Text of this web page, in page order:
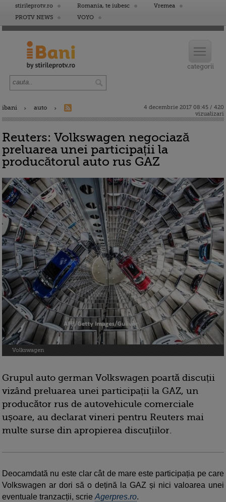
stirileprotv.ro Romania, te iubesc
Vremea
PROTV NEWS
VOYO
ibani auto
4 decembrie 2017 08:45 / 420
vizualizari
Reuters: Volkswagen negociază
preluarea unei participații la
producătorul auto rus GAZ
Volkswagen
Grupul auto german Volkswagen poartă discuții
vizând preluarea unei participații la GAZ, un
producător rus de autovehicule comerciale
ușoare, au declarat vineri pentru Reuters mai
multe surse din apropierea discuțiilor.
Deocamdată nu este clar cât de mare este participația pe care
Volkswagen ar dori să o dețină la GAZ și nici valoarea unei
eventuale tranzacții, scrie Agerpres.ro.